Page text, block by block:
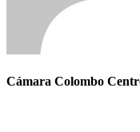
Cámara Colombo